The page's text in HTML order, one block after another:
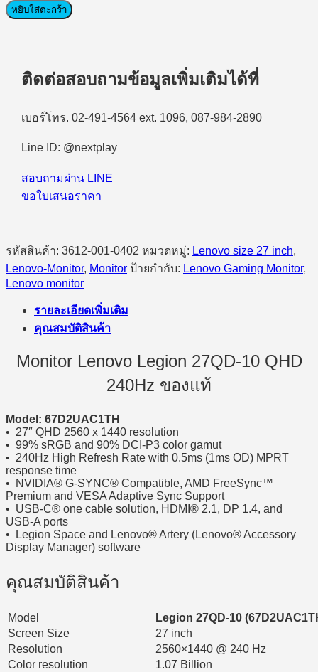
Monitor
Legion
27QD-
27"
HDMI
AMD
FreeSync
หยิบใส่ตะกร้า
ติดต่อสอบถามข้อมูลเพิ่มเติมได้ที่
เบอร์โทร. 02-491-4564 ext. 1096, 087-984-2890
Line ID: @nextplay
สอบถามผ่าน LINE
ขอใบเสนอราคา
รหัสสินค้า: 3612-001-0402 หมวดหมู่: Lenovo size 27 inch,
Lenovo-Monitor, Monitor ป้ายกำกับ: Lenovo Gaming Monitor,
Lenovo monitor
รายละเอียดเพิ่มเติม
คุณสมบัติสินค้า
Monitor Lenovo Legion 27QD-10 QHD
240Hz ของแท้
Model: 67D2UAC1TH
• 27″ QHD 2560 x 1440 resolution
• 99% sRGB and 90% DCI-P3 color gamut
• 240Hz High Refresh Rate with 0.5ms (1ms OD) MPRT
response time
• NVIDIA® G-SYNC® Compatible, AMD FreeSync™
Premium and VESA Adaptive Sync Support
• USB-C® one cable solution, HDMI® 2.1, DP 1.4, and
USB-A ports
• Legion Space and Lenovo® Artery (Lenovo® Accessory
Display Manager) software
คุณสมบัติสินค้า
Model
Legion 27QD-10
Screen Size
27 inch
Resolution
2560×1440 @ 240 Hz
Color resolution
1.07 Billion